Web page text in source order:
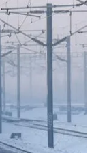
tâm Phẫu
đẩy mạnh
nước phát
Điển, Nhật